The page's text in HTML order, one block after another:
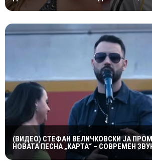
РАЗГОРЕА ГЛАСИНИТЕ
(ВИДЕО) СТЕФАН ВЕЛИЧКОВСКИ ЈА
НОВАТА ПЕСНА „КАРТА“ – СОВРЕМЕН
ЕМОЦИЈА И ВПЕЧАТЛИВ ВИДЕОСПОТ